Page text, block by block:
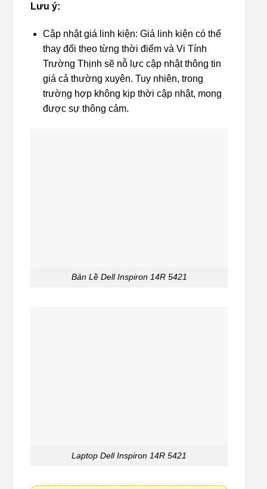
Lưu ý:
Cập nhật giá linh kiện: Giá linh kiện có thể
thay đổi theo từng thời điểm và Vi Tính
Trường Thịnh sẽ nỗ lực cập nhật thông tin
giá cả thường xuyên. Tuy nhiên, trong
trường hợp không kịp thời cập nhật, mong
được sự thông cảm.
Bản Lề Dell Inspiron 14R 5421
Laptop Dell Inspiron 14R 5421